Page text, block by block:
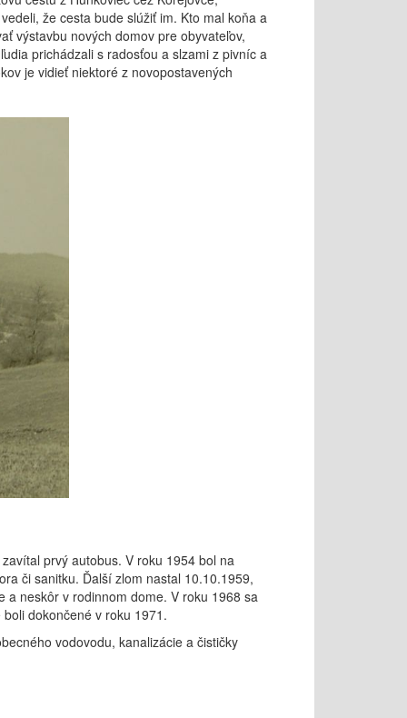
že cesta bude slúžiť im. Kto mal koňa a
výstavbu nových domov pre obyvateľov,
prichádzali s radosťou a slzami z pivníc a
je vidieť niektoré z novopostavených
prvý autobus. V roku 1954 bol na
či sanitku. Ďalší zlom nastal 10.10.1959,
a neskôr v rodinnom dome. V roku 1968 sa
dokončené v roku 1971.
vodovodu, kanalizácie a čističky